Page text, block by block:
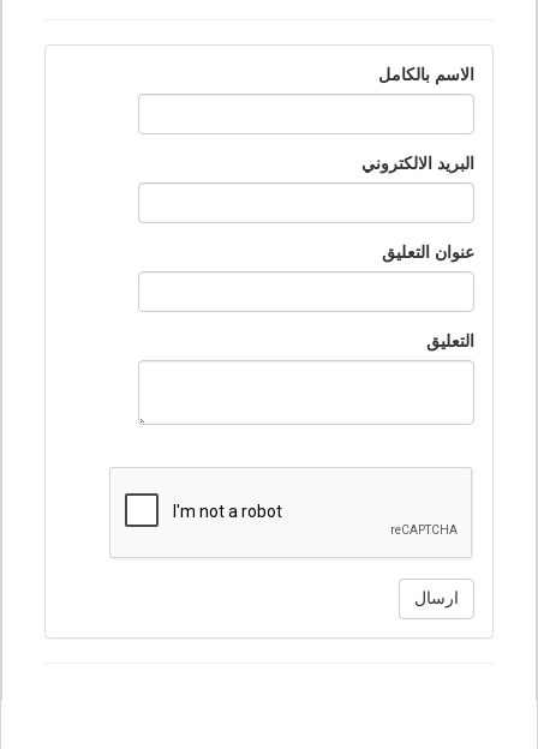
الاسم بالكامل
البريد الالكتروني
عنوان التعليق
التعليق
ارسال